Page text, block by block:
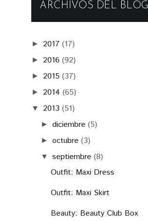
ARCHIVOS DEL BLOG
► 2017 (17)
► 2016 (92)
► 2015 (37)
► 2014 (65)
▼ 2013 (51)
►diciembre (5)
►octubre (3)
▼ septiembre (8)
Outfit: Maxi Dress
Outfit: Maxi Skirt
Beauty: Beauty Club Box